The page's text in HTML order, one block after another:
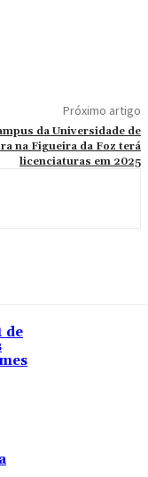
Próximo artigo
da Universidade de
na Figueira da Foz terá
licenciaturas em 2025
de